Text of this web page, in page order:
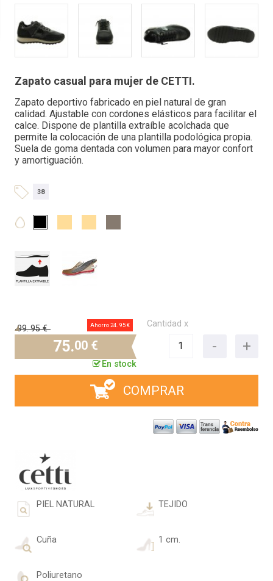
Zapato casual para mujer de CETTI.
Zapato deportivo fabricado en piel natural de gran
calidad. Ajustable con cordones elásticos para facilitar el
calce. Dispone de plantilla extraíble acolchada que
permite la colocación de una plantilla podológica propia.
Suela de goma dentada con volumen para mayor confort
y amortiguación.
38
99.95 € Ahorro 24. 95 €
75.00 €
En stock
Cantidad x
COMPRAR
PIEL NATURAL TEJIDO
Cuña 1 cm.
Poliuretano